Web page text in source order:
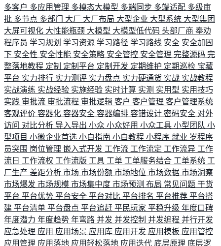
多客户 多应用管理 多模态大模型 多端同步 多端适配 多级审
批 多节点 多部门 大厂 大厂布局 大型企业 大型系统 大型集团
大屏可视化 大性能瓶颈 大模型 大模型低代码 头部厂商 奉劝
程序员 学习规划 学习资源 学习路径 学习路线 安全 安全加固
下 安全性 安全性能 安全策略 安全管控 安全管理 完整源码 完
整落地教程 定制 定制平台 定制开发 定期维护 定期巡检 宝藏
平台 实力排行 实力测评 实力盘点 实力硬通货 实战 实战教程
实战演练 实战经验 实施经验 实时计算 实测 实用型 实用技巧
实践 审批流 审批流程 审批逻辑 客户 客户管理 客户管理系统
客观评价 容器化 容器安全 容器编排 容错设计 密码安全 对外
访问 对比分析 导入导出 小众 小众好用 小众工具 小型团队 小
型项目 小微企业首选 小白指南 小白教程 小程序 就业 岁程序
员突围 岗位管理 嵌入式开发 工作流 工作流定 工作流异 工作
流日 工作流权 工作流版 工具 工单 工单服务结合 工单系统 工
厂生产 差距分析 市场 市场份额 市场地位 市场数据 市场洞察
市场爆发 市场规模 市场集中度 市场预测 布局 常见问题 干货
平台 平台优势 平台安全 平台对比 平台排名 平台推荐 平台搭
建 平台清单 平台盘点 平台追赶 平民玩家 平稳升级 年度口碑
年度潜力 年度趋势 年弯路 并发 并发控制 并发编程 并行开发
应急处理 应用 应用场景 应用库 应用开发 应用模板 应用管控
应用管理 应用落地 应用轻松落地 应用迭代 底层原理 底层逻